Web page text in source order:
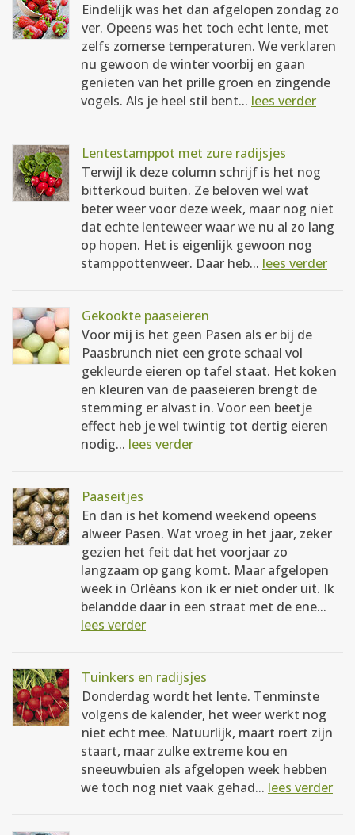
Eindelijk was het dan afgelopen zondag zo
ver. Opeens was het toch echt lente, met
zelfs zomerse temperaturen. We verklaren
nu gewoon de winter voorbij en gaan
genieten van het prille groen en zingende
vogels. Als je heel stil bent... lees verder
Lentestamppot met zure radijsjes
Terwijl ik deze column schrijf is het nog
bitterkoud buiten. Ze beloven wel wat
beter weer voor deze week, maar nog niet
dat echte lenteweer waar we nu al zo lang
op hopen. Het is eigenlijk gewoon nog
stamppottenweer. Daar heb... lees verder
Gekookte paaseieren
Voor mij is het geen Pasen als er bij de
Paasbrunch niet een grote schaal vol
gekleurde eieren op tafel staat. Het koken
en kleuren van de paaseieren brengt de
stemming er alvast in. Voor een beetje
effect heb je wel twintig tot dertig eieren
nodig... lees verder
Paaseitjes
En dan is het komend weekend opeens
alweer Pasen. Wat vroeg in het jaar, zeker
gezien het feit dat het voorjaar zo
langzaam op gang komt. Maar afgelopen
week in Orléans kon ik er niet onder uit. Ik
belandde daar in een straat met de ene...
lees verder
Tuinkers en radijsjes
Donderdag wordt het lente. Tenminste
volgens de kalender, het weer werkt nog
niet echt mee. Natuurlijk, maart roert zijn
staart, maar zulke extreme kou en
sneeuwbuien als afgelopen week hebben
we toch nog niet vaak gehad... lees verder